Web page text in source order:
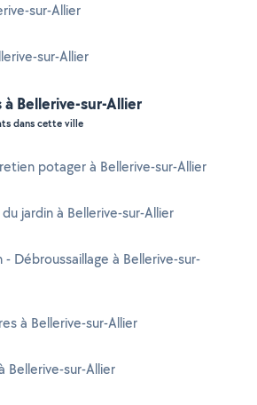
sur-Allier
sur-Allier
Bellerive-sur-Allier
dans cette ville
potager à Bellerive-sur-Allier
jardin à Bellerive-sur-Allier
Débroussaillage à Bellerive-sur-
à Bellerive-sur-Allier
Bellerive-sur-Allier